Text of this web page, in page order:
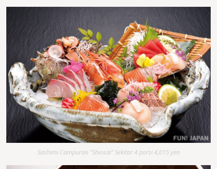
Sashimi Campuran "Shiosai" Sekitar 4 porsi 4,015 yen